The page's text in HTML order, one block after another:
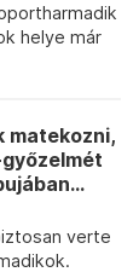
helye már
matekozni,
verte